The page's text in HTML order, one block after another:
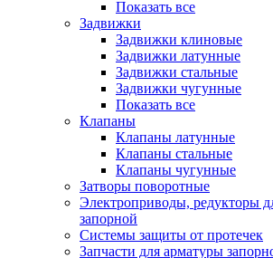
Показать все
Задвижки
Задвижки клиновые
Задвижки латунные
Задвижки стальные
Задвижки чугунные
Показать все
Клапаны
Клапаны латунные
Клапаны стальные
Клапаны чугунные
Затворы поворотные
Электроприводы, редукторы
запорной
Системы защиты от протечек
Запчасти для арматуры